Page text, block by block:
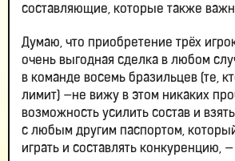
составляющие, которые также
Думаю, что приобретение трёх
очень выгодная сделка в любом
в команде восемь бразильцев (те,
лимит) —не вижу в этом никаких
возможность усилить состав и
с любым другим паспортом,
играть и составлять конкуренцию,